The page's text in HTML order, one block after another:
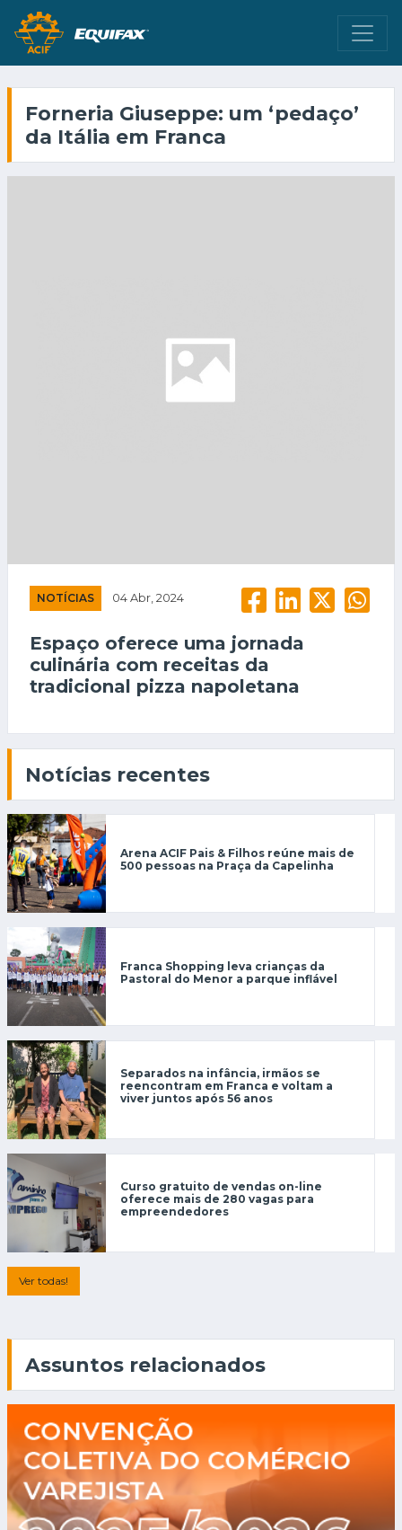
Forneria Giuseppe: um ‘pedaço’
da Itália em Franca
NOTÍCIAS 04 Abr, 2024
Espaço oferece uma jornada
culinária com receitas da
tradicional pizza napoletana
Notícias recentes
Arena ACIF Pais & Filhos reúne mais de
500 pessoas na Praça da Capelinha
Franca Shopping leva crianças da
Pastoral do Menor a parque inflável
Separados na infância, irmãos se
reencontram em Franca e voltam a
viver juntos após 56 anos
Curso gratuito de vendas on-line
oferece mais de 280 vagas para
empreendedores
Ver todas!
Assuntos relacionados